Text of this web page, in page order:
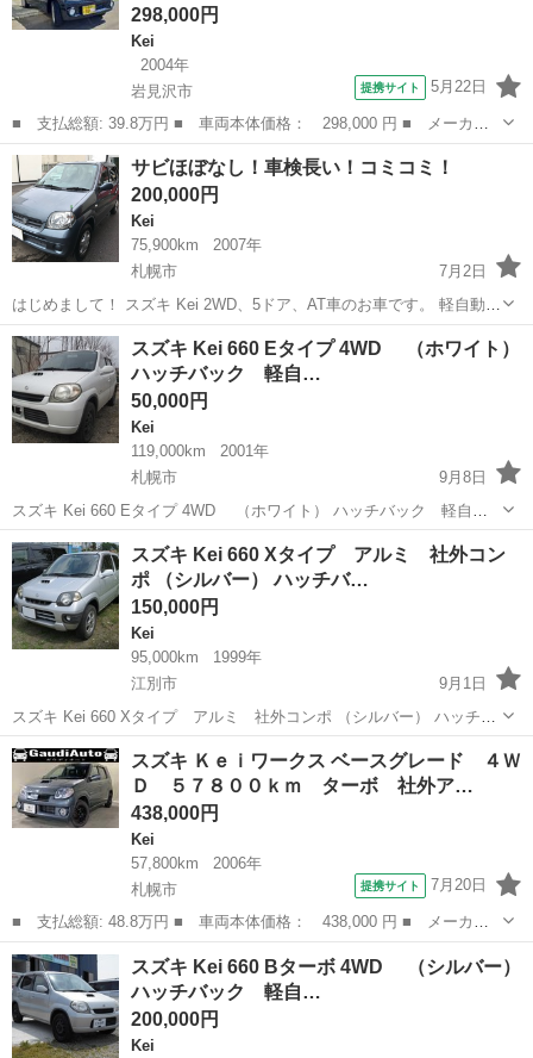
298,000円
Kei
2004年
岩見沢市
提携サイト 5月22日
■ 支払総額: 39.8万円 ■ 車両本体価格： 298,000 円 ■ メーカー
名： スズキ ■ 車種名： Ｋｅｉワークス ■ グレード名： タ
ーボ ４ＷＤ ■ 排気量： 660cc ■ ドア枚数： 5D ■ ミッシ...
北海道 岩見沢市 Kei
サビほぼなし！車検長い！コミコミ！
200,000円
Kei
75,900km
2007年
札幌市
7月2日
はじめまして！ スズキ Kei 2WD、5ドア、AT車のお車です。 軽自動車
は、だいたいサビ腐食が数年経過すると発生して、安い軽自動車を買
おうと思ったら特に付き物だと思いますが、こちらのKeiはほぼ外装腐
食ありません！車庫...
北海道 札幌市 Kei
スズキ Kei 660 Eタイプ 4WD （ホワイト）
ハッチバック 軽自…
50,000円
Kei
119,000km
2001年
札幌市
9月8日
スズキ Kei 660 Eタイプ 4WD （ホワイト） ハッチバック 軽自動
車 本体価格 50,000円 支払総額 180,000円 年式(初度登録年):2001(H13)
走行距離:11.9万km 修復歴:あり リ...
北海道 札幌市 Kei 軽自動車
スズキ Kei 660 Xタイプ アルミ 社外コン
ポ （シルバー） ハッチバ…
150,000円
Kei
95,000km
1999年
江別市
9月1日
スズキ Kei 660 Xタイプ アルミ 社外コンポ （シルバー） ハッチバ
ック 軽自動車 本体価格 150,000円 支払総額 180,000円 年式(初度登
録年):1999(H11) 走行距離:9.5万km 修復歴...
北海道 江別市 Kei
スズキ Ｋｅｉワークス ベースグレード ４Ｗ
Ｄ ５７８００ｋｍ ターボ 社外ア…
438,000円
Kei
57,800km
2006年
札幌市
提携サイト 7月20日
■ 支払総額: 48.8万円 ■ 車両本体価格： 438,000 円 ■ メーカー
名： スズキ ■ 車種名： Ｋｅｉワークス ■ グレード名： ベー
スグレード ４ＷＤ ５７８００ｋｍ ターボ 社外アルミ ボディ
コーティング...
北海道 札幌市 Kei
スズキ Kei 660 Bターボ 4WD （シルバー）
ハッチバック 軽自…
200,000円
Kei